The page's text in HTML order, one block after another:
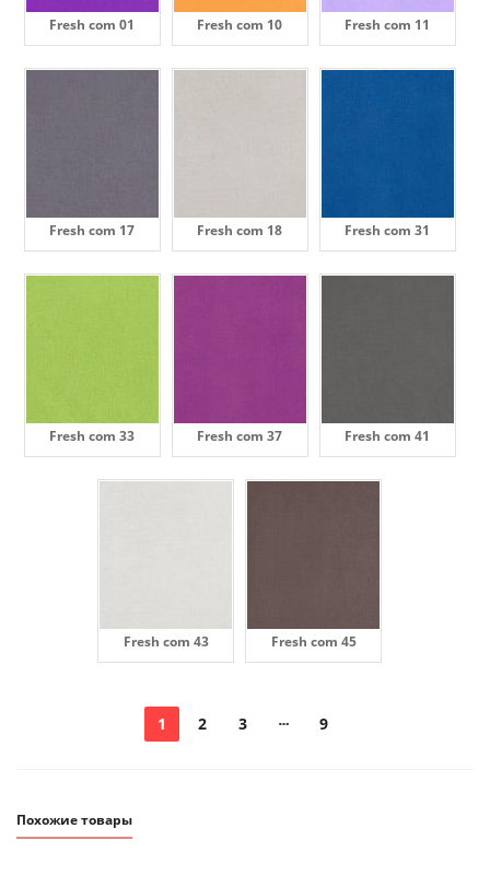
Fresh com 01 Fresh com 10 Fresh com 11
Fresh com 17 Fresh com 18 Fresh com 31
Fresh com 33 Fresh com 37 Fresh com 41
Fresh com 43 Fresh com 45
1 2 3 9
Похожие товары